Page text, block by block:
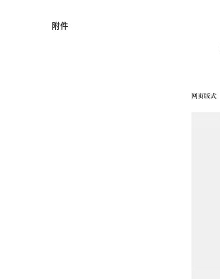
附件